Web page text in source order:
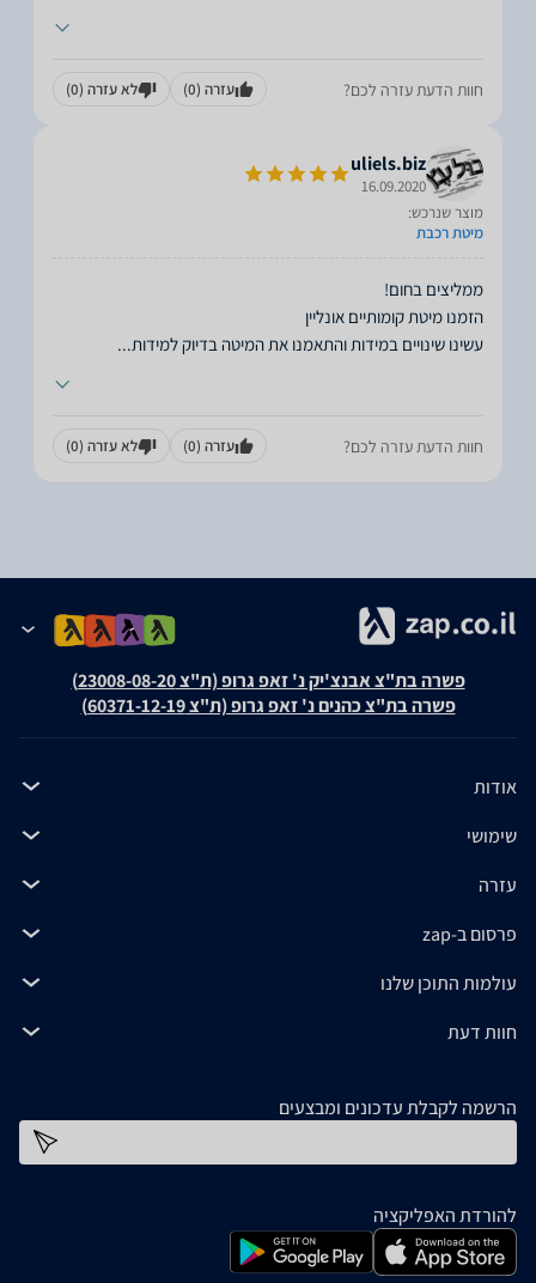
חוות הדעת עזרה לכם? עזרה (0) לא עזרה (0)
uliels.biz
16.09.2020
מוצר שנרכש:
מיטת רכבת
עשינו שינויים במידות והתאמנו את המיטה בדיוק למידות...
חוות הדעת עזרה לכם? עזרה (0) לא עזרה (0)
פשרה בת"צ אבנצ'יק נ' זאפ גרופ (ת"צ 23008-08-20)
פשרה בת"צ כהנים נ' זאפ גרופ (ת"צ 60371-12-19)
אודות
שימושי
עזרה
פרסום ב-zap
עולמות התוכן שלנו
חוות דעת
הרשמה לקבלת עדכונים ומבצעים
להורדת האפליקציה